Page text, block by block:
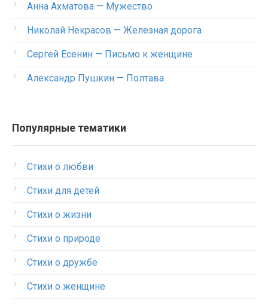
Анна Ахматова — Мужество
Николай Некрасов — Железная дорога
Сергей Есенин — Письмо к женщине
Александр Пушкин — Полтава
Популярные тематики
Стихи о любви
Стихи для детей
Стихи о жизни
Стихи о природе
Стихи о дружбе
Стихи о женщине